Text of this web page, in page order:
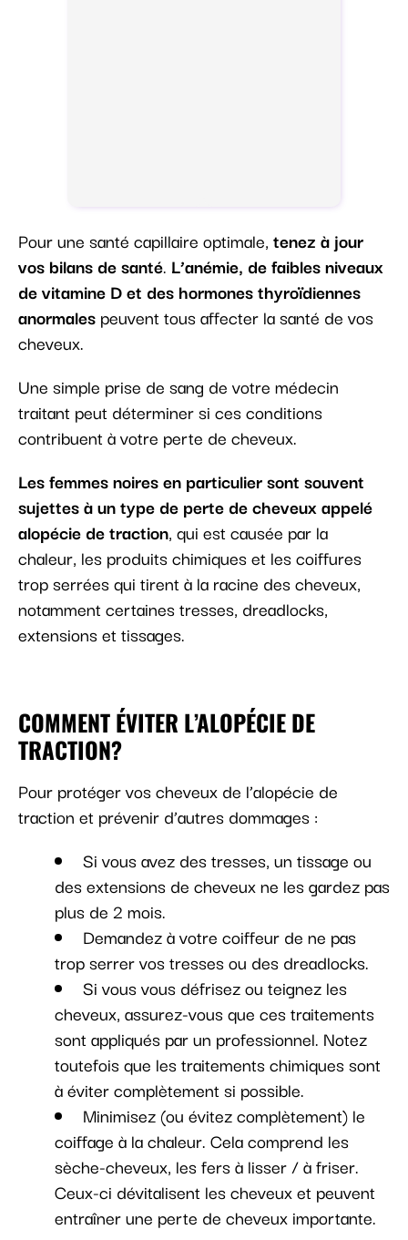
Pour une santé capillaire optimale, tenez à jour
vos bilans de santé. L’anémie, de faibles niveaux
de vitamine D et des hormones thyroïdiennes
anormales peuvent tous affecter la santé de vos
cheveux.
Une simple prise de sang de votre médecin
traitant peut déterminer si ces conditions
contribuent à votre perte de cheveux.
Les femmes noires en particulier sont souvent
sujettes à un type de perte de cheveux appelé
alopécie de traction, qui est causée par la
chaleur, les produits chimiques et les coiffures
trop serrées qui tirent à la racine des cheveux,
notamment certaines tresses, dreadlocks,
extensions et tissages.
COMMENT ÉVITER L’ALOPÉCIE DE
TRACTION?
Pour protéger vos cheveux de l’alopécie de
traction et prévenir d’autres dommages :
Si vous avez des tresses, un tissage ou
des extensions de cheveux ne les gardez pas
plus de 2 mois.
Demandez à votre coiffeur de ne pas
trop serrer vos tresses ou des dreadlocks.
Si vous vous défrisez ou teignez les
cheveux, assurez-vous que ces traitements
sont appliqués par un professionnel. Notez
toutefois que les traitements chimiques sont
à éviter complètement si possible.
Minimisez (ou évitez complètement) le
coiffage à la chaleur. Cela comprend les
sèche-cheveux, les fers à lisser / à friser.
Ceux-ci dévitalisent les cheveux et peuvent
entraîner une perte de cheveux importante.